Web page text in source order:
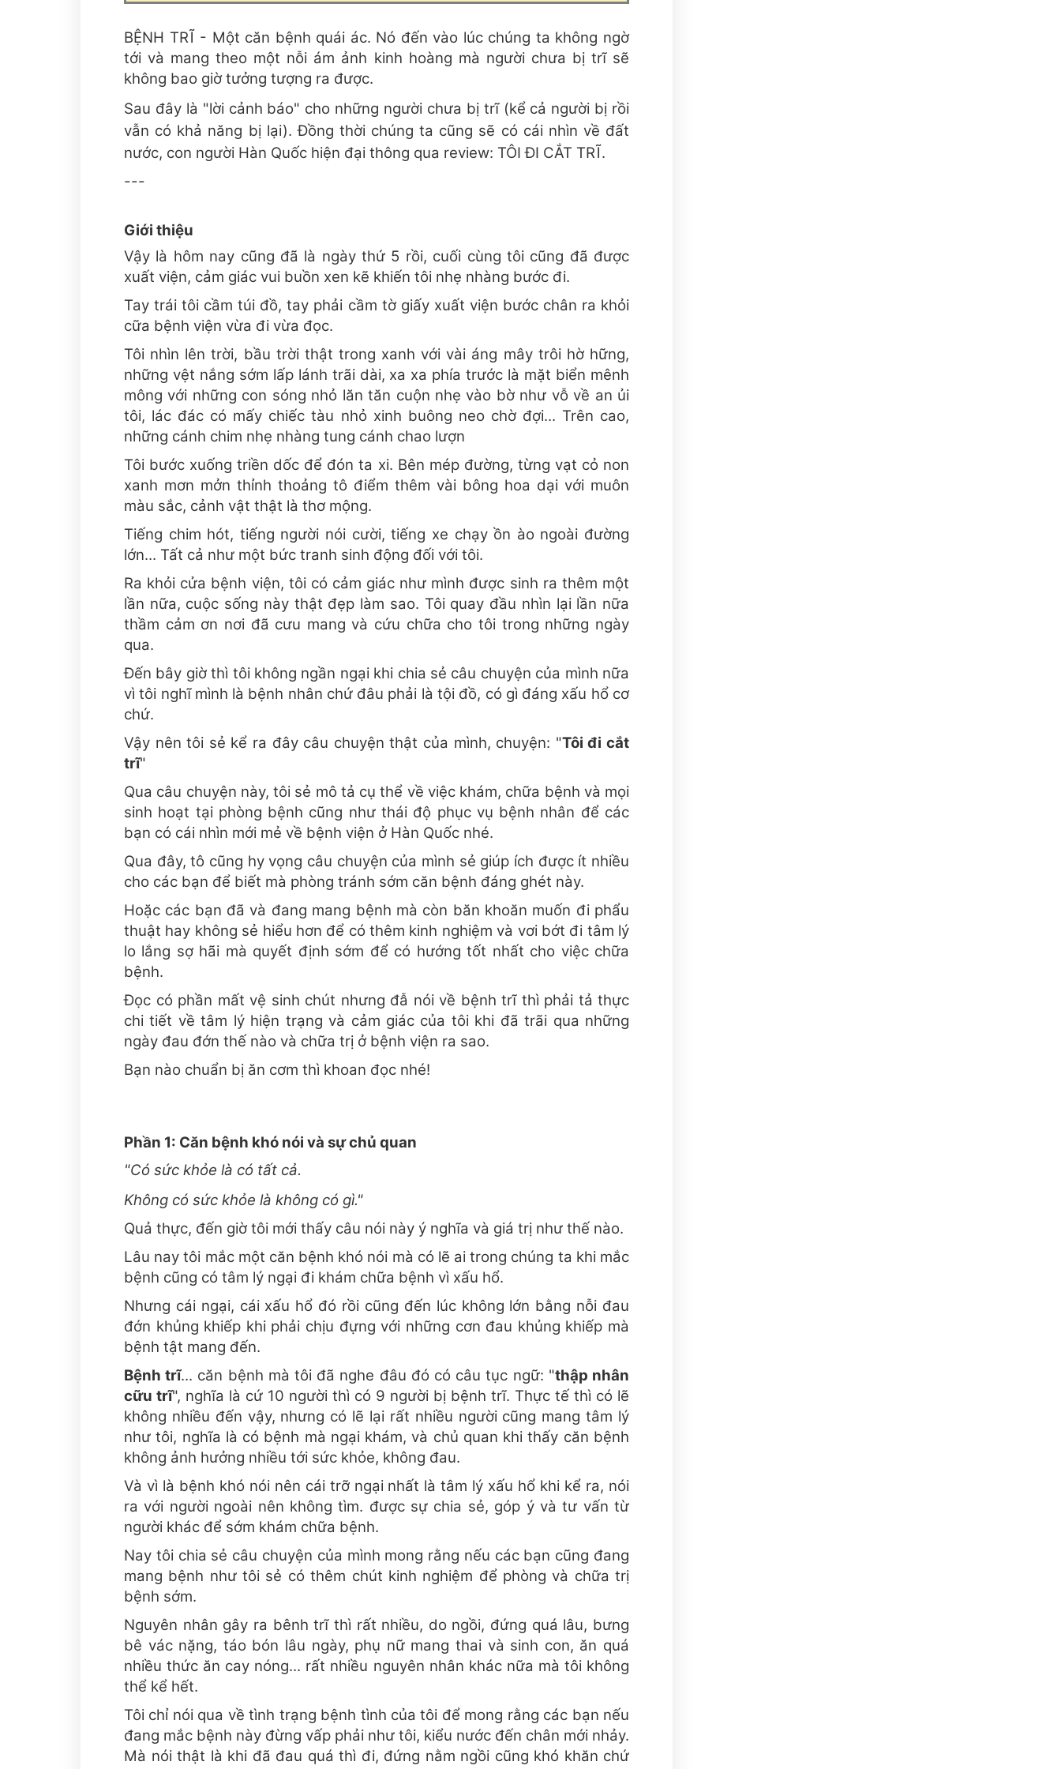
BỆNH TRĨ - Một căn bệnh quái ác. Nó đến vào lúc chúng ta không ngờ
tới và mang theo một nỗi ám ảnh kinh hoàng mà người chưa bị trĩ sẽ
không bao giờ tưởng tượng ra được.
Sau đây là "lời cảnh báo" cho những người chưa bị trĩ (kể cả người bị rồi
vẫn có khả năng bị lại). Đồng thời chúng ta cũng sẽ có cái nhìn về đất
nước, con người Hàn Quốc hiện đại thông qua review: TÔI ĐI CẮT TRĨ.
---
Giới thiệu
Vậy là hôm nay cũng đã là ngày thứ 5 rồi, cuối cùng tôi cũng đã được
xuất viện, cảm giác vui buồn xen kẽ khiến tôi nhẹ nhàng bước đi.
Tay trái tôi cầm túi đồ, tay phải cầm tờ giấy xuất viện bước chân ra khỏi
cữa bệnh viện vừa đi vừa đọc.
Tôi nhìn lên trời, bầu trời thật trong xanh với vài áng mây trôi hờ hững,
những vệt nắng sớm lấp lánh trãi dài, xa xa phía trước là mặt biển mênh
mông với những con sóng nhỏ lăn tăn cuộn nhẹ vào bờ như vỗ về an ủi
tôi, lác đác có mấy chiếc tàu nhỏ xinh buông neo chờ đợi... Trên cao,
những cánh chim nhẹ nhàng tung cánh chao lượn
Tôi bước xuống triền dốc để đón ta xi. Bên mép đường, từng vạt cỏ non
xanh mơn mởn thỉnh thoảng tô điểm thêm vài bông hoa dại với muôn
màu sắc, cảnh vật thật là thơ mộng.
Tiếng chim hót, tiếng người nói cười, tiếng xe chạy ồn ào ngoài đường
lớn... Tất cả như một bức tranh sinh động đối với tôi.
Ra khỏi cửa bệnh viện, tôi có cảm giác như mình được sinh ra thêm một
lần nữa, cuộc sống này thật đẹp làm sao. Tôi quay đầu nhìn lại lần nữa
thầm cảm ơn nơi đã cưu mang và cứu chữa cho tôi trong những ngày
qua.
Đến bây giờ thì tôi không ngần ngại khi chia sẻ câu chuyện của mình nữa
vì tôi nghĩ mình là bệnh nhân chứ đâu phải là tội đồ, có gì đáng xấu hổ cơ
chứ.
Vậy nên tôi sẻ kể ra đây câu chuyện thật của mình, chuyện: "Tôi đi cắt
trĩ"
Qua câu chuyện này, tôi sẻ mô tả cụ thể về việc khám, chữa bệnh và mọi
sinh hoạt tại phòng bệnh cũng như thái độ phục vụ bệnh nhân để các
bạn có cái nhìn mới mẻ về bệnh viện ở Hàn Quốc nhé.
Qua đây, tô cũng hy vọng câu chuyện của mình sẻ giúp ích được ít nhiều
cho các bạn để biết mà phòng tránh sớm căn bệnh đáng ghét này.
Hoặc các bạn đã và đang mang bệnh mà còn băn khoăn muốn đi phẩu
thuật hay không sẻ hiểu hơn để có thêm kinh nghiệm và vơi bớt đi tâm lý
lo lắng sợ hãi mà quyết định sớm để có hướng tốt nhất cho việc chữa
bệnh.
Đọc có phần mất vệ sinh chút nhưng đẫ nói về bệnh trĩ thì phải tả thực
chi tiết về tâm lý hiện trạng và cảm giác của tôi khi đã trãi qua những
ngày đau đớn thế nào và chữa trị ở bệnh viện ra sao.
Bạn nào chuẩn bị ăn cơm thì khoan đọc nhé!
Phần 1: Căn bệnh khó nói và sự chủ quan
"Có sức khỏe là có tất cả.
Không có sức khỏe là không có gì."
Quả thực, đến giờ tôi mới thấy câu nói này ý nghĩa và giá trị như thế nào.
Lâu nay tôi mắc một căn bệnh khó nói mà có lẽ ai trong chúng ta khi mắc
bệnh cũng có tâm lý ngại đi khám chữa bệnh vì xấu hổ.
Nhưng cái ngại, cái xấu hổ đó rồi cũng đến lúc không lớn bằng nỗi đau
đớn khủng khiếp khi phải chịu đựng với những cơn đau khủng khiếp mà
bệnh tật mang đến.
Bệnh trĩ... căn bệnh mà tôi đã nghe đâu đó có câu tục ngữ: "thập nhân
cữu trĩ", nghĩa là cứ 10 người thì có 9 người bị bệnh trĩ. Thực tế thì có lẽ
không nhiều đến vậy, nhưng có lẽ lại rất nhiều người cũng mang tâm lý
như tôi, nghĩa là có bệnh mà ngại khám, và chủ quan khi thấy căn bệnh
không ảnh hưởng nhiều tới sức khỏe, không đau.
Và vì là bệnh khó nói nên cái trỡ ngại nhất là tâm lý xấu hổ khi kể ra, nói
ra với người ngoài nên không tìm. được sự chia sẻ, góp ý và tư vấn từ
người khác để sớm khám chữa bệnh.
Nay tôi chia sẻ câu chuyện của mình mong rằng nếu các bạn cũng đang
mang bệnh như tôi sẻ có thêm chút kinh nghiệm để phòng và chữa trị
bệnh sớm.
Nguyên nhân gây ra bênh trĩ thì rất nhiều, do ngồi, đứng quá lâu, bưng
bê vác nặng, táo bón lâu ngày, phụ nữ mang thai và sinh con, ăn quá
nhiều thức ăn cay nóng... rất nhiều nguyên nhân khác nữa mà tôi không
thể kể hết.
Tôi chỉ nói qua về tình trạng bệnh tình của tôi để mong rằng các bạn nếu
đang mắc bệnh này đừng vấp phải như tôi, kiểu nước đến chân mới nhảy.
Mà nói thật là khi đã đau quá thì đi, đứng nằm ngồi cũng khó khăn chứ